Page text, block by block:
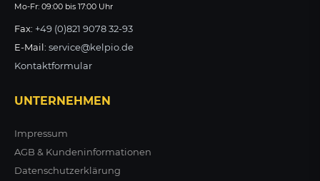
Mo-Fr: 09:00 bis 17:00 Uhr
Fax: +49 (0)821 9078 32-93
E-Mail: service@kelpio.de
Kontaktformular
UNTERNEHMEN
Impressum
AGB & Kundeninformationen
Datenschutzerklärung